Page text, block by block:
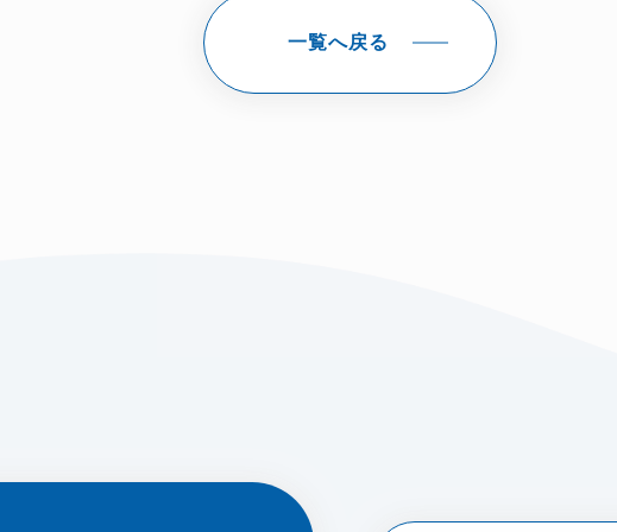
一覧へ戻る